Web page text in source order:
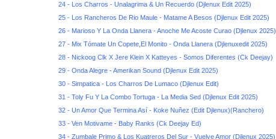
24 - Los Charros - Unalagrima & Un Recuerdo (Djlenux Edit 2025)
25 - Los Rancheros De Rio Maule - Matame A Besos (Djlenux Edit 2025)
26 - Marioso Y La Onda Llanera - Anoche Me Acoste Curao (Djlenux 2025)
27 - Mix Tómate Un Copete,El Monito - Onda Llanera (Djlenuxedit 2025)
28 - Nickoog Clk X Jere Klein X Katteyes - Somos Diferentes (Ck Deejay)
29 - Onda Alegre - Amerikan Sound (Djlenux Edit 2025)
30 - Simpatica - Los Charros De Lumaco (Djlenux Edit)
31 - Toly Fu Y La Combo Tortuga - La Media Sed (Djlenux Edit 2025)
32 - Un Amor Que Termina Así - Koke Nuñez (Edit Djlenux)(Ranchero)
33 - Ven Motivame - Baby Ranks (Ck Deejay Ed)
34 - Zumbale Primo & Los Kuatreros Del Sur - Vuelve Amor (Djlenux 2025)